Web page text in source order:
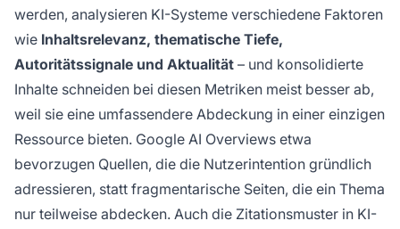
werden, analysieren KI-Systeme verschiedene Faktoren
wie Inhaltsrelevanz, thematische Tiefe,
Autoritätssignale und Aktualität – und konsolidierte
Inhalte schneiden bei diesen Metriken meist besser ab,
weil sie eine umfassendere Abdeckung in einer einzigen
Ressource bieten. Google AI Overviews etwa
bevorzugen Quellen, die die Nutzerintention gründlich
adressieren, statt fragmentarische Seiten, die ein Thema
nur teilweise abdecken. Auch die Zitationsmuster in KI-